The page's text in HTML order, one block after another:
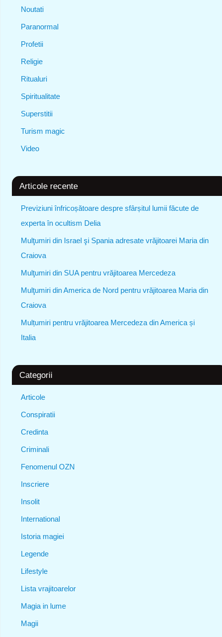
Noutati
Paranormal
Profetii
Religie
Ritualuri
Spiritualitate
Superstitii
Turism magic
Video
Articole recente
Previziuni înfricoșătoare despre sfârșitul lumii făcute de
experta în ocultism Delia
Mulţumiri din Israel şi Spania adresate vrăjitoarei Maria din
Craiova
Mulţumiri din SUA pentru vrăjitoarea Mercedeza
Mulţumiri din America de Nord pentru vrăjitoarea Maria din
Craiova
Mulțumiri pentru vrăjitoarea Mercedeza din America și
Italia
Categorii
Articole
Conspiratii
Credinta
Criminali
Fenomenul OZN
Inscriere
Insolit
International
Istoria magiei
Legende
Lifestyle
Lista vrajitoarelor
Magia in lume
Magii